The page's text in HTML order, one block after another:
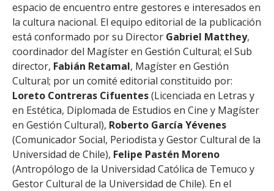
espacio de encuentro entre gestores e interesados en
la cultura nacional. El equipo editorial de la publicación
está conformado por su Director Gabriel Matthey,
coordinador del Magíster en Gestión Cultural; el Sub
director, Fabián Retamal, Magíster en Gestión
Cultural; por un comité editorial constituido por:
Loreto Contreras Cifuentes(Licenciada en Letras y
en Estética, Diplomada de Estudios en Cine y Magíster
en Gestión Cultural), Roberto García Yévenes
(Comunicador Social, Periodista y Gestor Cultural de la
Universidad de Chile), Felipe Pastén Moreno
(Antropólogo de la Universidad Católica de Temuco y
Gestor Cultural de la Universidad de Chile). En el